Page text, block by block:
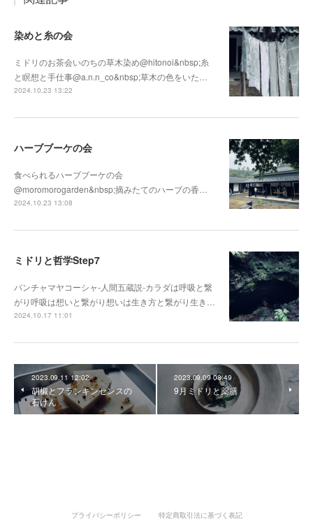
染めと糸の会
ミドリのお茶会いのちの草木染め@hitonoi&nbsp;糸
と瞑想と手仕事@a.n.n_co&nbsp;草木の色をいた…
2024.10.23 13:22
ハーブブーケの会
食べられるハーブブーケの会
@moromorogarden&nbsp;摘みたてのハーブの香…
2024.10.23 13:08
ミドリと哲学Step7
パンチャマヤコーシャ-人間五蔵説-カラダは呼吸と繋
がり呼吸は想いと繋がり想いは生き方と繋がり生き…
2024.10.17 11:01
2023.09.11 12:02
胡椒とフランキンセンスの
石けん
2023.09.09 08:49
9月ミドリと薬膳
プライバシーポリシー 特定商取引法に基づく表記